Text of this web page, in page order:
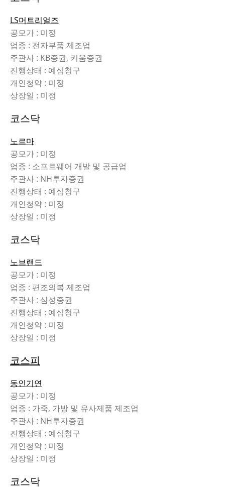
LS머트리얼즈
공모가 : 미정
업종 : 전자부품 제조업
주관사 : KB증권, 키움증권
진행상태 : 예심청구
개인청약 : 미정
상장일 : 미정
코스닥
노르마
공모가 : 미정
업종 : 소프트웨어 개발 및 공급업
주관사 : NH투자증권
진행상태 : 예심청구
개인청약 : 미정
상장일 : 미정
코스닥
노브랜드
공모가 : 미정
업종 : 편조의복 제조업
주관사 : 삼성증권
진행상태 : 예심청구
개인청약 : 미정
상장일 : 미정
코스피
동인기연
공모가 : 미정
업종 : 가죽, 가방 및 유사제품 제조업
주관사 : NH투자증권
진행상태 : 예심청구
개인청약 : 미정
상장일 : 미정
코스닥